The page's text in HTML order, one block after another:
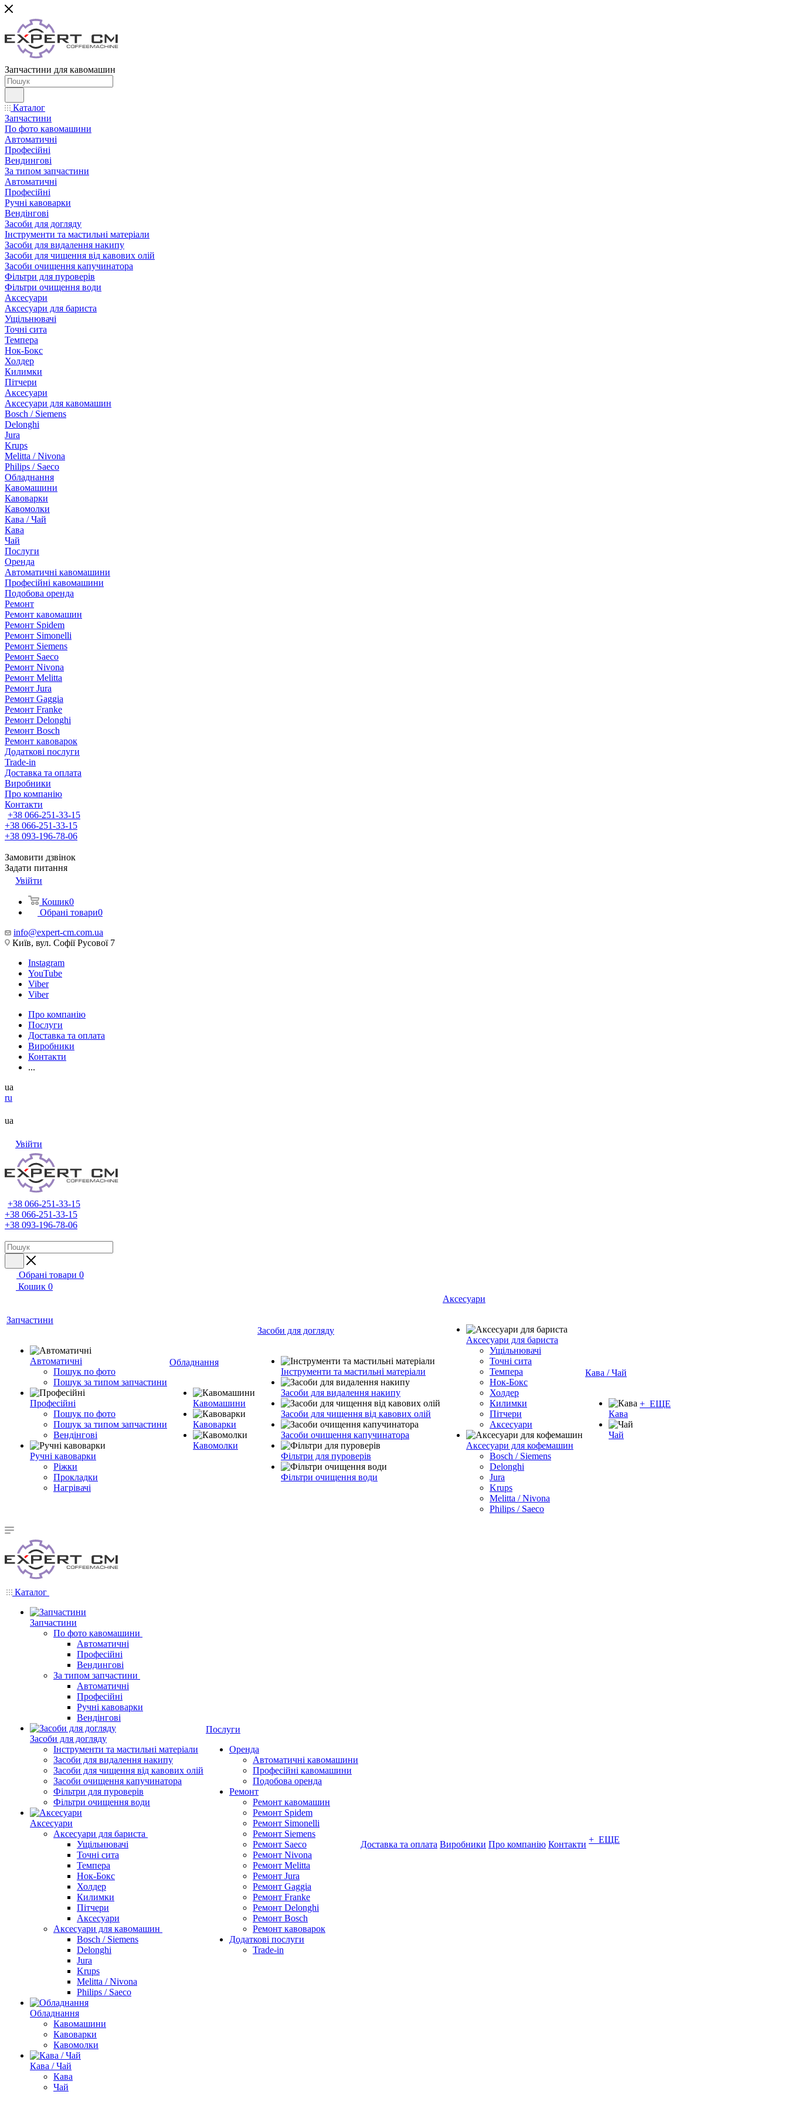
Запчастини для кавомашин
Каталог
Запчастини
По фото кавомашини
Автоматичні
Професійні
Вендингові
За типом запчастини
Автоматичні
Професійні
Ручні кавоварки
Вендінгові
Засоби для догляду
Інструменти та мастильні матеріали
Засоби для видалення накипу
Засоби для чищення від кавових олій
Засоби очищення капучинатора
Фільтри для пуроверів
Фільтри очищення води
Аксесуари
Аксесуари для бариста
Ущільнювачі
Точні сита
Темпера
Нок-Бокс
Холдер
Килимки
Пітчери
Аксесуари
Аксесуари для кавомашин
Bosch / Siemens
Delonghi
Jura
Krups
Melitta / Nivona
Philips / Saeco
Обладнання
Кавомашини
Кавоварки
Кавомолки
Кава / Чай
Кава
Чай
Послуги
Оренда
Автоматичні кавомашини
Професійні кавомашини
Подобова оренда
Ремонт
Ремонт кавомашин
Ремонт Spidem
Ремонт Simonelli
Ремонт Siemens
Ремонт Saeco
Ремонт Nivona
Ремонт Melitta
Ремонт Jura
Ремонт Gaggia
Ремонт Franke
Ремонт Delonghi
Ремонт Bosch
Ремонт кавоварок
Додаткові послуги
Trade-in
Доставка та оплата
Виробники
Про компанію
Контакти
+38 066-251-33-15
+38 066-251-33-15
+38 093-196-78-06
Замовити дзвінок
Задати питання
Увійти
Кошик0
Обрані товари0
info@expert-cm.com.ua
Київ, вул. Софії Русової 7
Instagram
YouTube
Viber
Viber
Про компанію
Послуги
Доставка та оплата
Виробники
Контакти
...
ua
ru
ua
Увійти
+38 066-251-33-15
+38 066-251-33-15
+38 093-196-78-06
Обрані товари 0
Кошик 0
Запчастини
Автоматичні
Пошук по фото
Пошук за типом запчастини
Професійні
Пошук по фото
Пошук за типом запчастини
Вендінгові
Ручні кавоварки
Ріжки
Прокладки
Нагрівачі
Обладнання
Кавомашини
Кавоварки
Кавомолки
Засоби для догляду
Інструменти та мастильні матеріали
Засоби для видалення накипу
Засоби для чищення від кавових олій
Засоби очищення капучинатора
Фільтри для пуроверів
Фільтри очищення води
Аксесуари
Аксесуари для бариста
Ущільнювачі
Точні сита
Темпера
Нок-Бокс
Холдер
Килимки
Пітчери
Аксесуари
Аксесуари для кофемашин
Bosch / Siemens
Delonghi
Jura
Krups
Melitta / Nivona
Philips / Saeco
Кава / Чай
Кава
Чай
+ ЕЩЕ
Каталог
Запчастини
По фото кавомашини
Автоматичні
Професійні
Вендингові
За типом запчастини
Автоматичні
Професійні
Ручні кавоварки
Вендінгові
Засоби для догляду
Інструменти та мастильні матеріали
Засоби для видалення накипу
Засоби для чищення від кавових олій
Засоби очищення капучинатора
Фільтри для пуроверів
Фільтри очищення води
Аксесуари
Аксесуари для бариста
Ущільнювачі
Точні сита
Темпера
Нок-Бокс
Холдер
Килимки
Пітчери
Аксесуари
Аксесуари для кавомашин
Bosch / Siemens
Delonghi
Jura
Krups
Melitta / Nivona
Philips / Saeco
Обладнання
Кавомашини
Кавоварки
Кавомолки
Кава / Чай
Кава
Чай
Послуги
Оренда
Автоматичні кавомашини
Професійні кавомашини
Подобова оренда
Ремонт
Ремонт кавомашин
Ремонт Spidem
Ремонт Simonelli
Ремонт Siemens
Ремонт Saeco
Ремонт Nivona
Ремонт Melitta
Ремонт Jura
Ремонт Gaggia
Ремонт Franke
Ремонт Delonghi
Ремонт Bosch
Ремонт кавоварок
Додаткові послуги
Trade-in
Доставка та оплата Виробники Про компанію Контакти + ЕЩЕ